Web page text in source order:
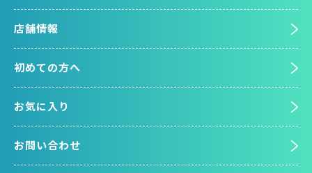
店舗情報
初めての方へ
お気に入り
お問い合わせ